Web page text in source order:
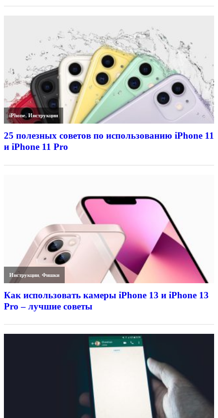
iPhone,Инструкции
25 полезных советов по использованию iPhone 11
и iPhone 11 Pro
Инструкции,Фишки
Как использовать камеры iPhone 13 и iPhone 13
Pro – лучшие советы